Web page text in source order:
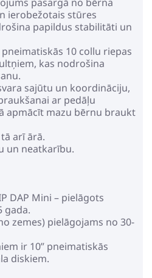
ierobežotais stūres
papildus stabilitāti un
10 collu riepas
kas nodrošina
sajūtu un koordināciju,
ar pedāļu
apmācīt mazu bērnu braukt
arī ārā.
un neatkarību.
DAP Mini – pielāgots
gada.
zemes) pielāgojams no 30-
ir 10” pneimatiskās
diskiem.